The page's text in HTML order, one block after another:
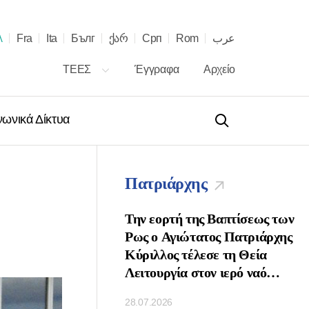
Fra Ita Бълг ქარ Срп Rom عرب
ΤΕΕΣ Έγγραφα Αρχείο
Δίκτυα
Πατριάρχης
ἑορτῇ τῶν
Την εορτή της Βαπτίσεως των
Ρως ο Αγιώτατος Πατριάρχης
Κύριλλος τέλεσε τη Θεία
Λειτουργία στον ιερό ναό
28.07.2026